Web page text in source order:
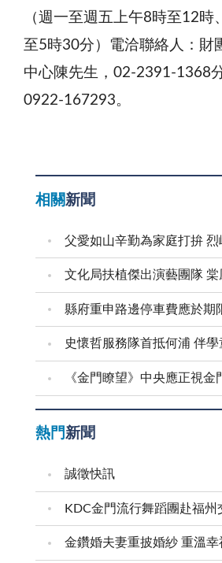
（週一至週五上午8時至12時
至5時30分）電洽聯絡人：財
中心陳先生，02-2391-1368
0922-167293。
相關新聞
縣府重申路邊停車費應於期
史懷哲服務隊首抵何浦 伴
熱門新聞
誠徵快訊